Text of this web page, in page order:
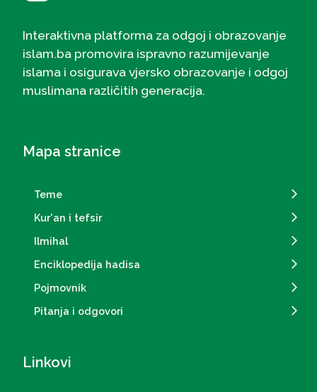
Interaktivna platforma za odgoj i obrazovanje
islam.ba promovira ispravno razumijevanje
islama i osigurava vjersko obrazovanje i odgoj
muslimana različitih generacija.
Mapa stranice
Teme
Kur'an i tefsir
Ilmihal
Enciklopedija hadisa
Pojmovnik
Pitanja i odgovori
Linkovi